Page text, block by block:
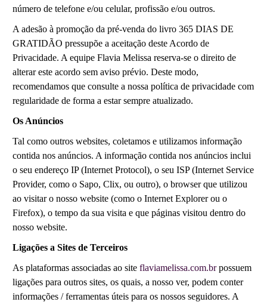
número de telefone e/ou celular, profissão e/ou outros.
A adesão à promoção da pré-venda do livro 365 DIAS DE
GRATIDÃO pressupõe a aceitação deste Acordo de
Privacidade. A equipe Flavia Melissa reserva-se o direito de
alterar este acordo sem aviso prévio. Deste modo,
recomendamos que consulte a nossa política de privacidade com
regularidade de forma a estar sempre atualizado.
Os Anúncios
Tal como outros websites, coletamos e utilizamos informação
contida nos anúncios. A informação contida nos anúncios inclui
o seu endereço IP (Internet Protocol), o seu ISP (Internet Service
Provider, como o Sapo, Clix, ou outro), o browser que utilizou
ao visitar o nosso website (como o Internet Explorer ou o
Firefox), o tempo da sua visita e que páginas visitou dentro do
nosso website.
Ligações a Sites de Terceiros
As plataformas associadas ao site flaviamelissa.com.brpossuem
ligações para outros sites, os quais, a nosso ver, podem conter
informações / ferramentas úteis para os nossos seguidores. A